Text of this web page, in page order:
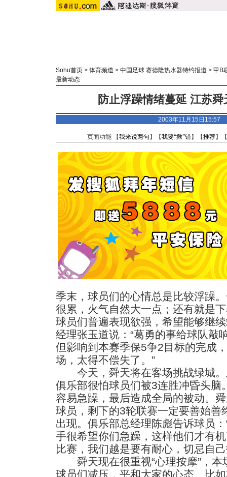
Sohu首页 > 体育频道 > 中国足球 赛德隆热水器特约报道 > 甲B
最新动态
防止浮躁情绪蔓延 江苏
2003年11月15日15:57
页面功能 【我来说两句 】【我要“揪”错】【推荐】
季末，球员们的心情总是比较浮躁
很累，火气自然大一点；还有就是
球员们普遍表现欲强，希望能够继
经理张玉道说：“葛勇的事给球队敲
但影响到本赛季保5争2目标的完成
场，太得不偿失了。”
今天，舜天将在客场挑战绿城。
俱乐部很怕球员们被3连胜冲昏头脑
容易急躁，最后造成全局的被动。
球员，剩下的3轮联赛一定要善始善
出现。俱乐部总经理陈彪告诉球员
手很希望你们急躁，这样他们才有
比赛，我们越是要有耐心，切忌自
舜天现在很重视“心理按摩”，本
球员们减压，平和大家的心态。比